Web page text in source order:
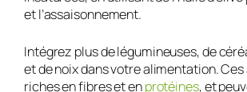
et l’assaisonnement.
Intégrez plus de légumineuses, de
et de noix dans votre alimentation.
riches en fibres et enprotéines, et